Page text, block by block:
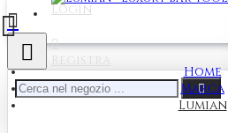
Login
Registra
Home
Marca
Lumian